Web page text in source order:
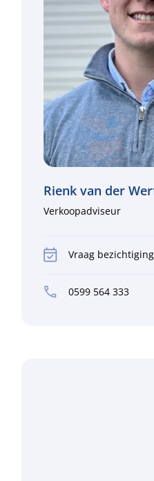
Rienk van der
Verkoopadviseur
Vraag
0599 564 333